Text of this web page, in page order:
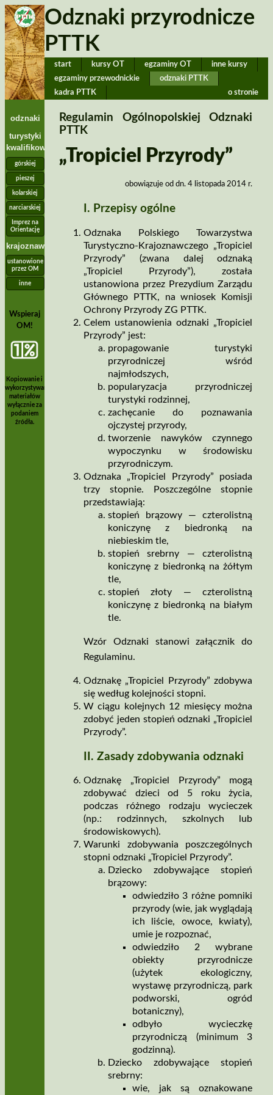
Odznaki przyrodnicze
PTTK
start kursy OT egzaminy OT
inne kursy
egzaminy przewodnickie
odznaki PTTK
kadra PTTK
o stronie
odznaki
turystyki
kwalifikowanej
górskiej
pieszej
kolarskiej
narciarskiej
Imprez na
Orientację
krajoznawcze
ustanowione
przez OM
inne
Wspieraj
OM!
Kopiowanie i
wykorzystywanie
materiałów
wyłącznie za
podaniem
źródła.
Regulamin Ogólnopolskiej Odznaki
PTTK
„Tropiciel Przyrody”
obowiązuje od dn. 4 listopada 2014 r.
I. Przepisy ogólne
Odznaka Polskiego Towarzystwa
Turystyczno­‑Krajoznawczego „Tropiciel
Przyrody” (zwana dalej odznaką
„Tropiciel Przyrody”), została
ustanowiona przez Prezydium Zarządu
Głównego PTTK, na wniosek Komisji
Ochrony Przyrody ZG PTTK.
Celem ustanowienia odznaki „Tropiciel
Przyrody” jest:
propagowanie turystyki
przyrodniczej wśród
najmłodszych,
popularyzacja przyrodniczej
turystyki rodzinnej,
zachęcanie do poznawania
ojczystej przyrody,
tworzenie nawyków czynnego
wypoczynku w środowisku
przyrodniczym.
Odznaka „Tropiciel Przyrody” posiada
trzy stopnie. Poszczególne stopnie
przedstawiają:
stopień brązowy — czterolistną
koniczynę z biedronką na
niebieskim tle,
stopień srebrny — czterolistną
koniczynę z biedronką na żółtym
tle,
stopień złoty — czterolistną
koniczynę z biedronką na białym
tle.
Wzór Odznaki stanowi załącznik do
Regulaminu.
Odznakę „Tropiciel Przyrody” zdobywa
się według kolejności stopni.
W ciągu kolejnych 12 miesięcy można
zdobyć jeden stopień odznaki „Tropiciel
Przyrody”.
II. Zasady zdobywania odznaki
Odznakę „Tropiciel Przyrody” mogą
zdobywać dzieci od 5 roku życia,
podczas różnego rodzaju wycieczek
(np.: rodzinnych, szkolnych lub
środowiskowych).
Warunki zdobywania poszczególnych
stopni odznaki „Tropiciel Przyrody”.
Dziecko zdobywające stopień
brązowy:
odwiedziło 3 różne pomniki
przyrody (wie, jak wyglądają
ich liście, owoce, kwiaty),
umie je rozpoznać,
odwiedziło 2 wybrane
obiekty przyrodnicze
(użytek ekologiczny,
wystawę przyrodniczą, park
podworski, ogród
botaniczny),
odbyło wycieczkę
przyrodniczą (minimum 3
godzinną).
Dziecko zdobywające stopień
srebrny:
wie, jak są oznakowane